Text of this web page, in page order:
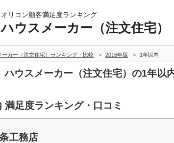
オリコン顧客満足度ランキング
ハウスメーカー（注文住宅）
ーカー（注文住宅）ランキング・比較 2016年版 1年以内
ハウスメーカー（注文住宅）の1年以
満足度ランキング・口コミ
工務店